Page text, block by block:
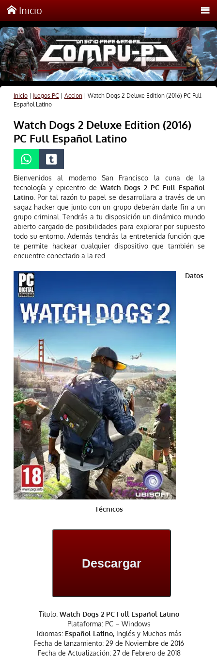
Inicio
Inicio| Juegos PC Accion| Watch Dogs 2 Deluxe Edition (2016) PC Full
Español Latino
Watch Dogs 2 Deluxe Edition (2016)
PC Full Español Latino
Bienvenidos al moderno San Francisco la cuna de la
tecnología y epicentro de Watch Dogs 2 PC Full Español
Latino. Por tal razón tu papel se desarrollara a través de un
sagaz hacker que junto con un grupo deberán darle fin a un
grupo criminal. Tendrás a tu disposición un dinámico mundo
abierto cargado de posibilidades para explorar por supuesto
todo su entorno. Además tendrás la entretenida función que
te permite hackear cualquier dispositivo que también se
encuentre conectado a la red.
Datos
Técnicos
Descargar
Título:Watch Dogs 2 PC Full Español Latino
Plataforma: PC – Windows
Idiomas: Español Latino, Inglés y Muchos más
Fecha de lanzamiento: 29 de Noviembre de 2016
Fecha de Actualización: 27 de Febrero de 2018